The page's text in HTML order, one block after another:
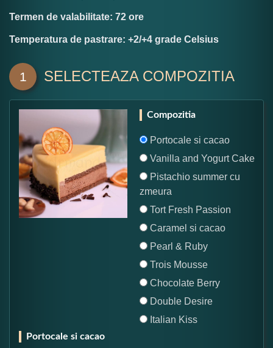
Termen de valabilitate: 72 ore
Temperatura de pastrare: +2/+4 grade Celsius
1 SELECTEAZA COMPOZITIA
Compozitia
Portocale si cacao
Vanilla and Yogurt Cake
Pistachio summer cu
zmeura
Tort Fresh Passion
Caramel si cacao
Pearl & Ruby
Trois Mousse
Chocolate Berry
Double Desire
Italian Kiss
Portocale si cacao